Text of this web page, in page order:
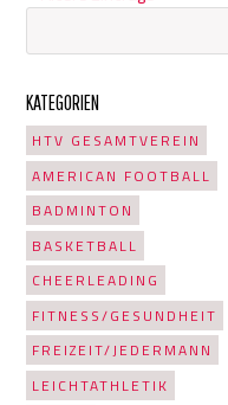
KATEGORIEN
HTV GESAMTVEREIN
AMERICAN FOOTBALL
BADMINTON
BASKETBALL
CHEERLEADING
FITNESS/GESUNDHEIT
FREIZEIT/JEDERMANN
LEICHTATHLETIK